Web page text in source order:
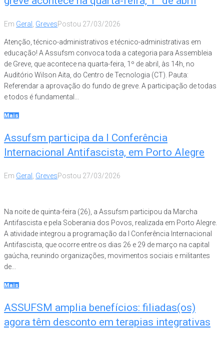
Em Geral , GrevesPostou 27/03/2026
Atenção, técnico-administrativos e técnico-administrativas em
educação! A Assufsm convoca toda a categoria para Assembleia
de Greve, que acontece na quarta-feira, 1º de abril, às 14h, no
Auditório Wilson Aita, do Centro de Tecnologia (CT). Pauta:
Referendar a aprovação do fundo de greve. A participação de todas
e todos é fundamental...
Mais
Assufsm participa da I Conferência
Internacional Antifascista, em Porto Alegre
Em Geral , GrevesPostou 27/03/2026
Na noite de quinta-feira (26), a Assufsm participou da Marcha
Antifascista e pela Soberania dos Povos, realizada em Porto Alegre.
A atividade integrou a programação da I Conferência Internacional
Antifascista, que ocorre entre os dias 26 e 29 de março na capital
gaúcha, reunindo organizações, movimentos sociais e militantes
de...
Mais
ASSUFSM amplia benefícios: filiadas(os)
agora têm desconto em terapias integrativas